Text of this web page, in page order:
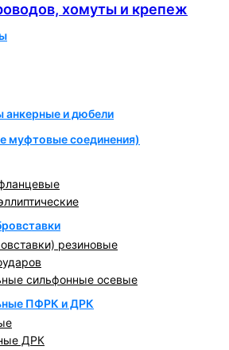
хомуты и крепеж
и дюбели
муфтовые соединения)
резиновые
сильфонные осевые
ПФРК и ДРК
ДРК